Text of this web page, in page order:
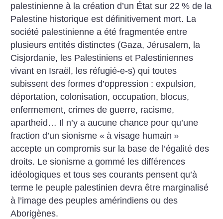
palestinienne à la création d’un État sur 22 % de la
Palestine historique est définitivement mort. La
société palestinienne a été fragmentée entre
plusieurs entités distinctes (Gaza, Jérusalem, la
Cisjordanie, les Palestiniens et Palestiniennes
vivant en Israël, les réfugié-e-s) qui toutes
subissent des formes d’oppression : expulsion,
déportation, colonisation, occupation, blocus,
enfermement, crimes de guerre, racisme,
apartheid… Il n’y a aucune chance pour qu’une
fraction d’un sionisme « à visage humain »
accepte un compromis sur la base de l’égalité des
droits. Le sionisme a gommé les différences
idéologiques et tous ses courants pensent qu’à
terme le peuple palestinien devra être marginalisé
à l’image des peuples amérindiens ou des
Aborigènes.